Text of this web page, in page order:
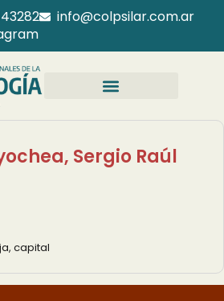
info@colpsilar.com.ar
Sergio Raúl
capital